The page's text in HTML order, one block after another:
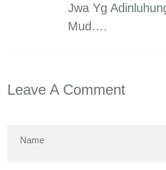
Jwa Yg
Mud….
Leave A Comment